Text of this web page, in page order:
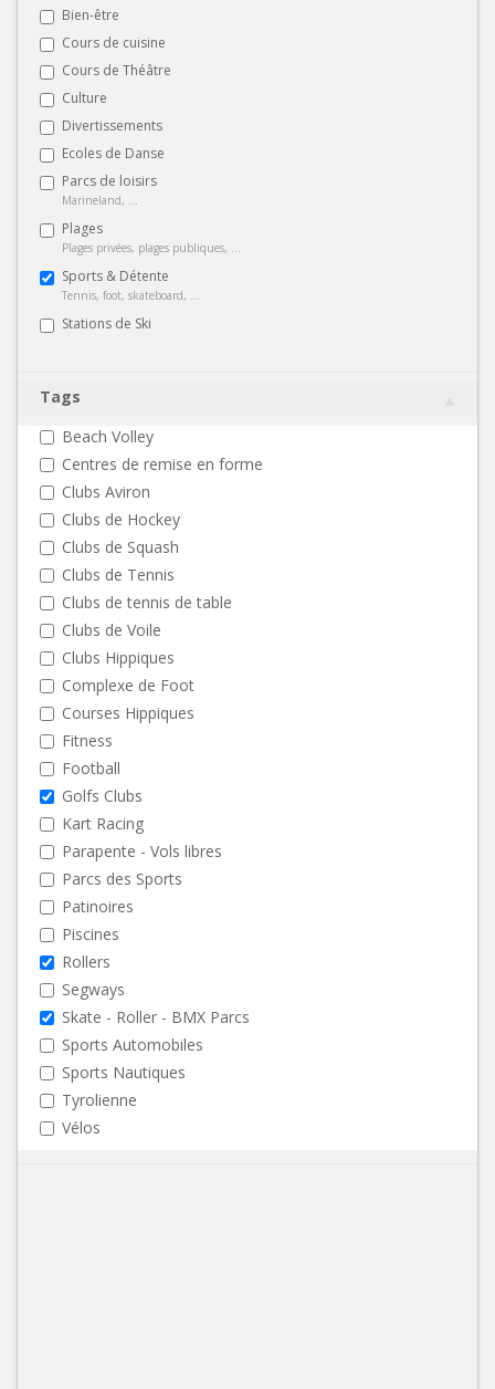
Bien-être
Cours de cuisine
Cours de Théâtre
Culture
Divertissements
Ecoles de Danse
Parcs de loisirs
Marineland, ...
Plages
Plages privées, plages publiques, ...
Sports & Détente
Tennis, foot, skateboard, ...
Stations de Ski
Tags
Beach Volley
Centres de remise en forme
Clubs Aviron
Clubs de Hockey
Clubs de Squash
Clubs de Tennis
Clubs de tennis de table
Clubs de Voile
Clubs Hippiques
Complexe de Foot
Courses Hippiques
Fitness
Football
Golfs Clubs
Kart Racing
Parapente - Vols libres
Parcs des Sports
Patinoires
Piscines
Rollers
Segways
Skate - Roller - BMX Parcs
Sports Automobiles
Sports Nautiques
Tyrolienne
Vélos